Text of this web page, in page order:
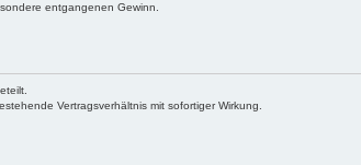
entgangenen Gewinn.
Vertragsverhältnis mit sofortiger Wirkung.